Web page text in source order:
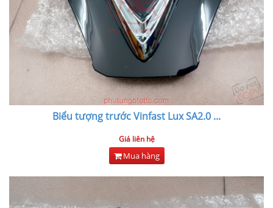
Biểu tượng trước Vinfast Lux SA2.0 ...
Giá liên hệ
Mua hàng